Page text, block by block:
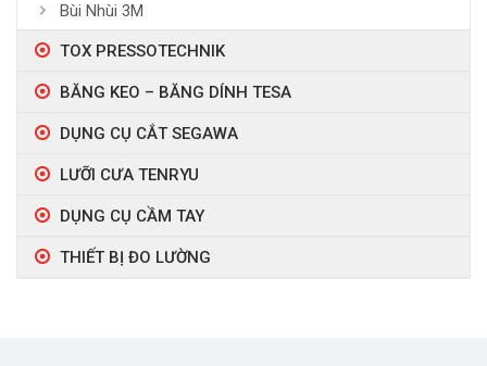
Bùi Nhùi 3M
TOX PRESSOTECHNIK
BĂNG KEO – BĂNG DÍNH TESA
DỤNG CỤ CẮT SEGAWA
LƯỠI CƯA TENRYU
DỤNG CỤ CẦM TAY
THIẾT BỊ ĐO LƯỜNG